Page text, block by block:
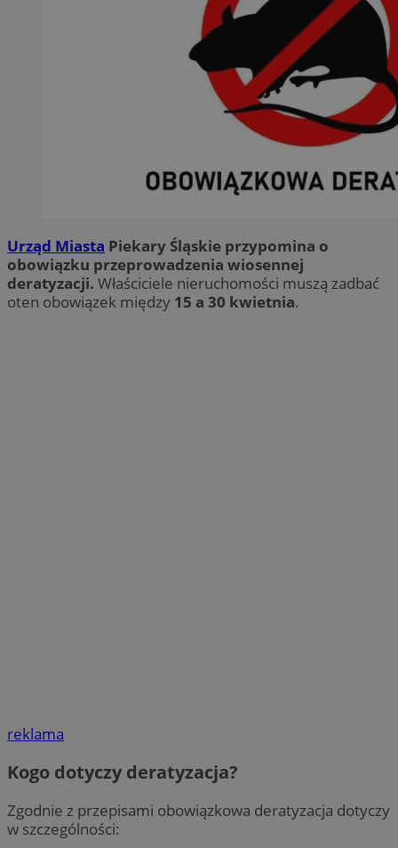
Urząd Miasta Piekary Śląskie przypomina o
obowiązku przeprowadzenia wiosennej
deratyzacji. Właściciele nieruchomości muszą zadbać
oten obowiązek między 15 a 30 kwietnia.
reklama
Kogo dotyczy deratyzacja?
Zgodnie z przepisami obowiązkowa deratyzacja dotyczy
w szczególności: